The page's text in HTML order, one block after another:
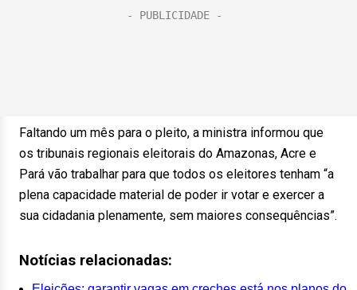
Faltando um mês para o pleito, a ministra informou que
os tribunais regionais eleitorais do Amazonas, Acre e
Pará vão trabalhar para que todos os eleitores tenham “a
plena capacidade material de poder ir votar e exercer a
sua cidadania plenamente, sem maiores consequências”.
Notícias relacionadas: